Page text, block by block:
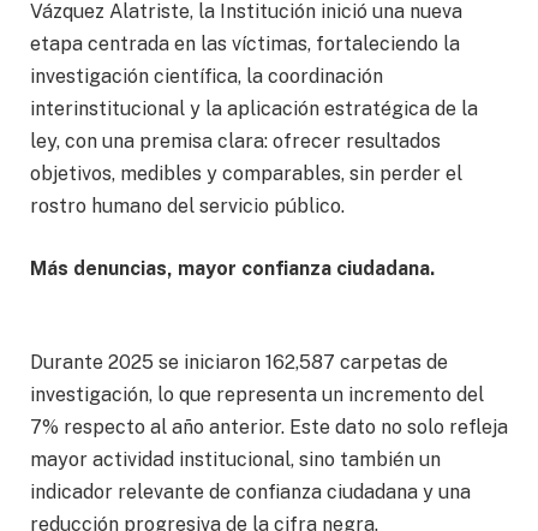
Vázquez Alatriste, la Institución inició una nueva
etapa centrada en las víctimas, fortaleciendo la
investigación científica, la coordinación
interinstitucional y la aplicación estratégica de la
ley, con una premisa clara: ofrecer resultados
objetivos, medibles y comparables, sin perder el
rostro humano del servicio público.
Más denuncias, mayor confianza ciudadana.
Durante 2025 se iniciaron 162,587 carpetas de
investigación, lo que representa un incremento del
7% respecto al año anterior. Este dato no solo refleja
mayor actividad institucional, sino también un
indicador relevante de confianza ciudadana y una
reducción progresiva de la cifra negra.